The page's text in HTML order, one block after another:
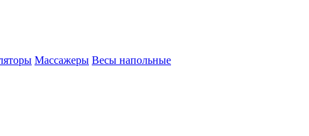
Массажеры Весы напольные